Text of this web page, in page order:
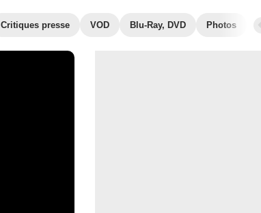
Critiques presse VOD Blu-Ray, DVD Photos